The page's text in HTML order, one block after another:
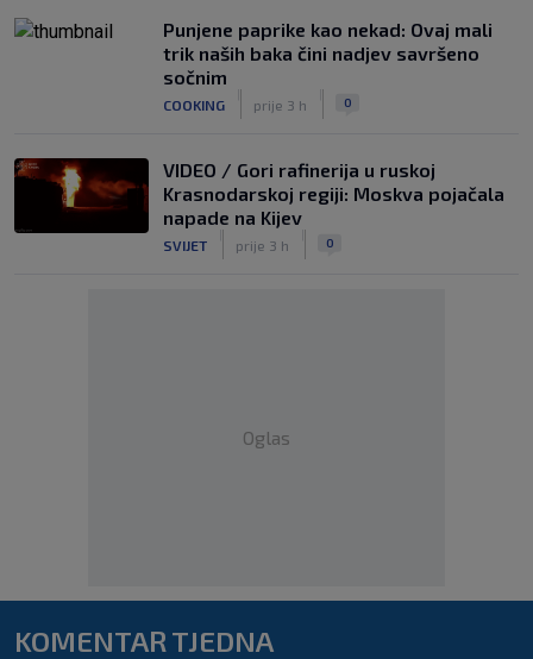
Punjene paprike kao nekad: Ovaj mali
trik naših baka čini nadjev savršeno
sočnim
COOKING prije 3 h 0
VIDEO / Gori rafinerija u ruskoj
Krasnodarskoj regiji: Moskva pojačala
napade na Kijev
SVIJET prije 3 h 0
Oglas
KOMENTAR TJEDNA